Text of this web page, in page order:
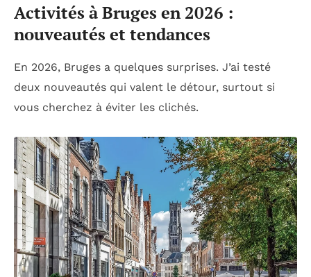
Activités à Bruges en 2026 :
nouveautés et tendances
En 2026, Bruges a quelques surprises. J’ai testé
deux nouveautés qui valent le détour, surtout si
vous cherchez à éviter les clichés.